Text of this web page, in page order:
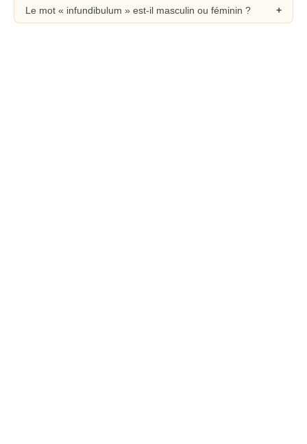
Le mot « infundibulum » est-il masculin ou féminin ?